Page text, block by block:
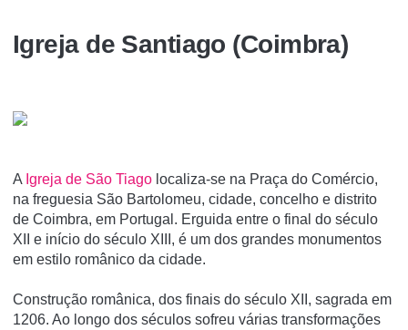
Igreja de Santiago (Coimbra)
A Igreja de São Tiago localiza-se na Praça do Comércio,
na freguesia São Bartolomeu, cidade, concelho e distrito
de Coimbra, em Portugal. Erguida entre o final do século
XII e iní­cio do século XIII, é um dos grandes monumentos
em estilo românico da cidade.
Construção românica, dos finais do século XII, sagrada em
1206. Ao longo dos séculos sofreu várias transformações